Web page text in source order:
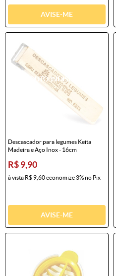
AVISE-ME
Descascador para legumes Keita
Madeira e Aço Inox - 16cm
R$ 9,90
à vista R$ 9,60economize3%no Pix
AVISE-ME